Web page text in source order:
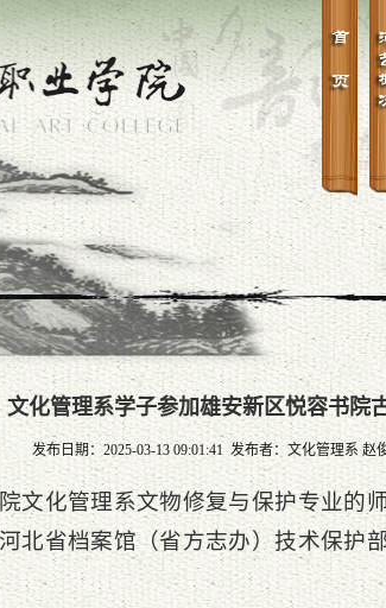
文化管理系学子参加雄安新区悦容书院
发布日期：2025-03-13 09:01:41 发布者：文化管理系 赵
文化管理系文物修复与保护专业的
北省档案馆（省方志办）技术保护